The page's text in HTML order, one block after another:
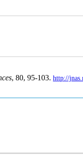
, 80, 95-103.http://